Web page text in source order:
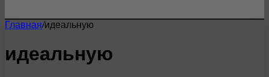
Главная/идеальную
идеальную